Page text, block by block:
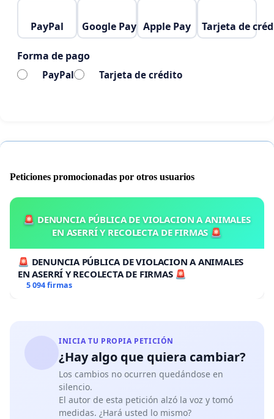
PayPal Google Pay Apple Pay Tarjeta de
Forma de pago
PayPal Tarjeta de crédito
Peticiones promocionadas por otros usuarios
🚨 DENUNCIA PÚBLICA DE VIOLACION A ANIMALES
EN ASERRÍ Y RECOLECTA DE FIRMAS 🚨
🚨 DENUNCIA PÚBLICA DE VIOLACION A ANIMALES
EN ASERRÍ Y RECOLECTA DE FIRMAS 🚨
5 094 firmas
INICIA TU PROPIA PETICIÓN
¿Hay algo que quiera cambiar?
Los cambios no ocurren quedándose en
silencio.
El autor de esta petición alzó la voz y tomó
medidas. ¿Hará usted lo mismo?